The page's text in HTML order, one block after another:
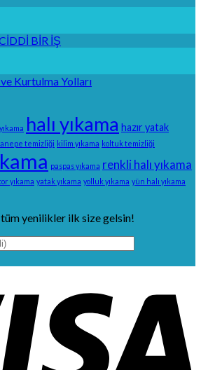
BİR İŞ
Kurtulma Yolları
halı yıkama hazır yatak
temizliği kilim yıkama koltuk temizliği
paspas yıkama renkli halı yıkama
yıkama yatak yıkama yolluk yıkama yün halı yıkama
yenilikler ilk size gelsin!